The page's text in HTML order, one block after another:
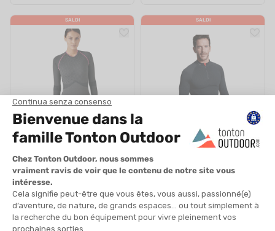
SALDI
DAMART
INTIMO TERMICO ACTIVBODY 3
COLLO A V DONNA DAMART
DISPONIBILE - SPEDITO IN 24/48 ORE
-37% 34,90 €
SALDI
COLLO CON ZIP UOMO
DISPONIBILE - SPEDITO IN 24/48 ORE
-41% 46,90 €